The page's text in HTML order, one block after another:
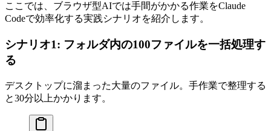
ここでは、ブラウザ型AIでは手間がかかる作業をClaude
Codeで効率化する実践シナリオを紹介します。
シナリオ1: フォルダ内の100ファイルを一括処理す
る
デスクトップに溜まった大量のファイル。手作業で整理する
と30分以上かかります。